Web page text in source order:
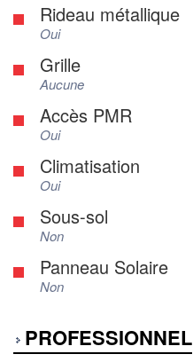
Rideau métallique
Oui
Grille
Aucune
Accès PMR
Oui
Climatisation
Oui
Sous-sol
Non
Panneau Solaire
Non
PROFESSIONNEL